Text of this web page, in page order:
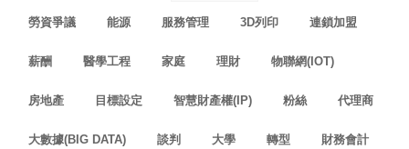
勞資爭議 能源 服務管理 3D列印 連鎖加盟
薪酬 醫學工程 家庭 理財 物聯網(IOT)
房地產 目標設定 智慧財產權(IP) 粉絲 代理商
大數據(BIG DATA) 談判 大學 轉型 財務會計